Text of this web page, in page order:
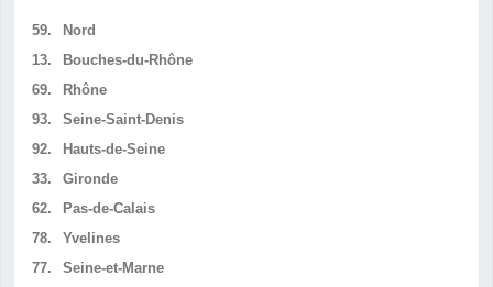
59.
Nord
13.
Bouches-du-Rhône
69.
Rhône
93.
Seine-Saint-Denis
92.
Hauts-de-Seine
33.
Gironde
62.
Pas-de-Calais
78.
Yvelines
77.
Seine-et-Marne